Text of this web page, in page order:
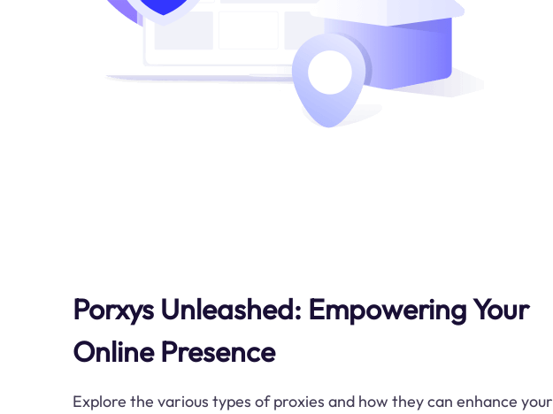
Porxys Unleashed: Empowering Your
Online Presence
Explore the various types of proxies and how they can enhance your